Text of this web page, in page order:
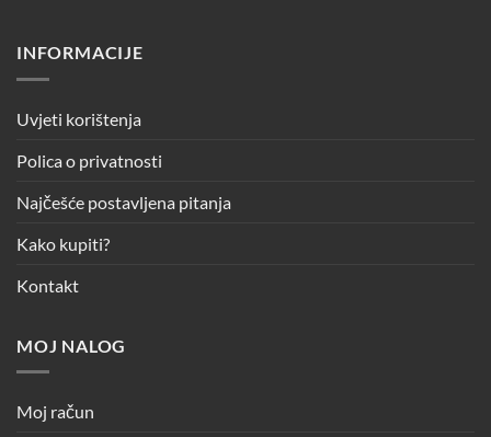
INFORMACIJE
Uvjeti korištenja
Polica o privatnosti
Najčešće postavljena pitanja
Kako kupiti?
Kontakt
MOJ NALOG
Moj račun